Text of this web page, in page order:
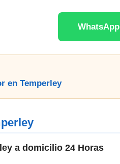
WhatsApp
en Temperley
a domicilio 24 Horas